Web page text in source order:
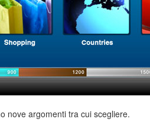
nove argomenti tra cui scegliere.